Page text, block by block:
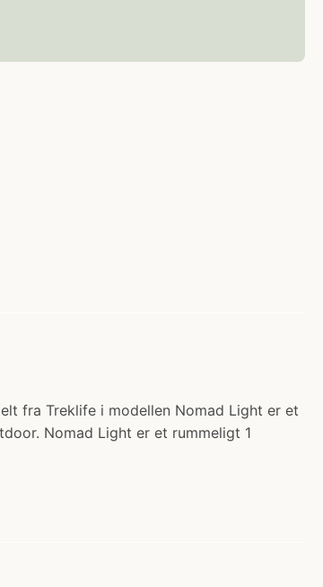
fra Treklife i modellen Nomad Light er et
Nomad Light er et rummeligt 1